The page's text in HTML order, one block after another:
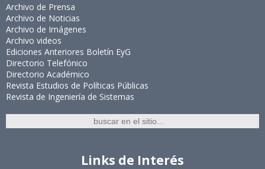
Archivo de Prensa
Archivo de Noticias
Archivo de Imágenes
Archivo videos
Ediciones Anteriores Boletín EyG
Directorio Telefónico
Directorio Académico
Revista Estudios de Políticas Públicas
Revista de Ingeniería de Sistemas
Links de Interés